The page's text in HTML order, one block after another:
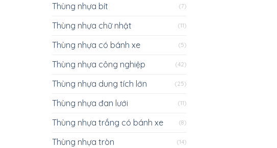
Thùng nhựa bít (7)
Thùng nhựa chữ nhật (11)
Thùng nhựa có bánh xe (5)
Thùng nhựa công nghiệp (42)
Thùng nhựa dung tích lớn (25)
Thùng nhựa đan lưới (11)
Thùng nhựa trắng có bánh xe (8)
Thùng nhựa tròn (14)